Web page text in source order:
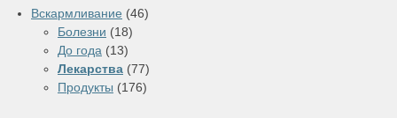
Вскармливание (46)
Болезни (18)
До года (13)
Лекарства (77)
Продукты (176)